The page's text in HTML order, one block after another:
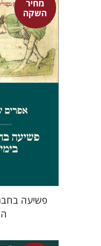
מחיר
השקה
אפרים שהם-
פשיעה